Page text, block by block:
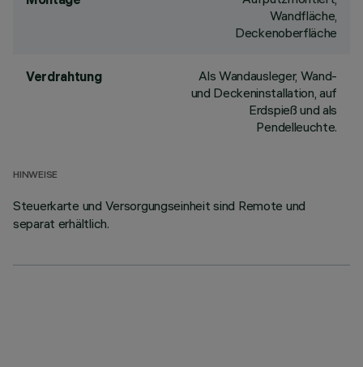
Wandfläche,
Deckenoberfläche
Verdrahtung
Als Wandausleger, Wand-
und Deckeninstallation, auf
Erdspieß und als
Pendelleuchte.
HINWEISE
Steuerkarte und Versorgungseinheit sind Remote und
separat erhältlich.